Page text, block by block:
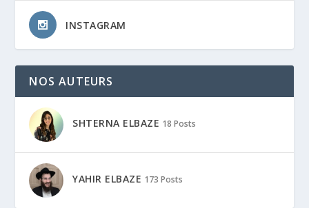
INSTAGRAM
NOS AUTEURS
SHTERNA ELBAZE 18 Posts
YAHIR ELBAZE 173 Posts